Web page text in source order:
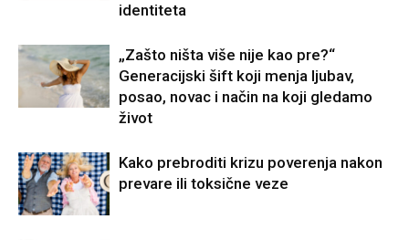
identiteta
„Zašto ništa više nije kao pre?“
Generacijski šift koji menja ljubav,
posao, novac i način na koji gledamo
život
Kako prebroditi krizu poverenja nakon
prevare ili toksične veze